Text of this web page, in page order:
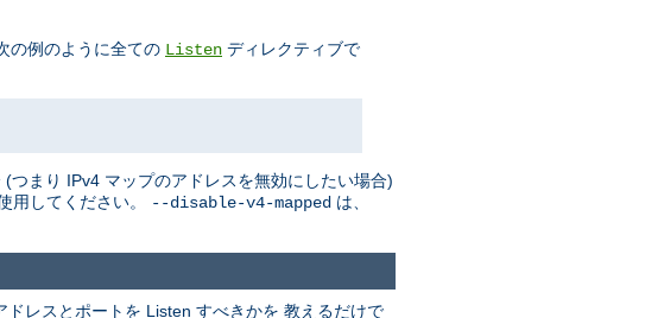
の例のように全ての Listen ディレクティブで
まり IPv4 マップのアドレスを無効にしたい場合)
用してください。 --disable-v4-mapped は、
レスとポートを Listen すべきかを 教えるだけで